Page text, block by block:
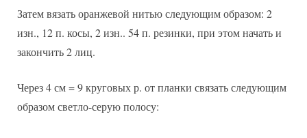
Затем вязать оранжевой нитью следующим образом: 2
изн., 12 п. косы, 2 изн.. 54 п. резинки, при этом начать и
закончить 2 лиц.
Через 4 см = 9 круговых р. от планки связать следующим
образом светло-серую полосу: